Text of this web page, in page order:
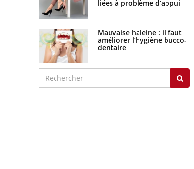
liées à problème d’appui
Mauvaise haleine : il faut
améliorer l’hygiène bucco-
dentaire